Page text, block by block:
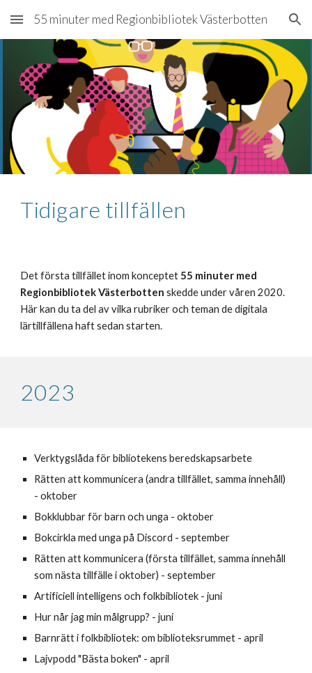
Skip to main content Skip to navigation
55 minuter med Regionbibliotek Västerbotten
Tidigare tillfällen
Det första tillfället inom konceptet 55 minuter med
Regionbibliotek Västerbotten skedde under våren 2020.
Här kan du ta del av vilka rubriker och teman de digitala
lärtillfällena haft sedan starten.
2023
Verktygslåda för bibliotekens beredskapsarbete
Rätten att kommunicera (andra tillfället, samma innehåll)
-oktober
Bokklubbar för barn och unga - oktober
Bokcirkla med unga på Discord - september
Rätten att kommunicera (första tillfället, samma innehåll
som nästa tillfälle i oktober) - september
Artificiell intelligens och folkbibliotek - juni
Hur når jag min målgrupp? - juni
Barnrätt i folkbibliotek: om biblioteksrummet - april
Lajvpodd "Bästa boken" - april